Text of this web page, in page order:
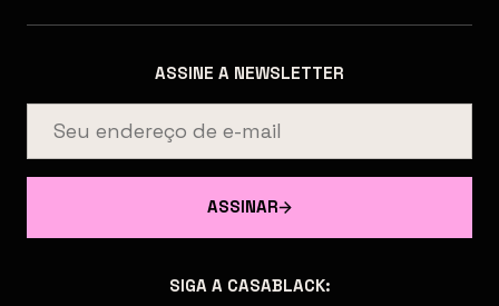
ASSINE A NEWSLETTER
ASSINAR
SIGA A CASABLACK: